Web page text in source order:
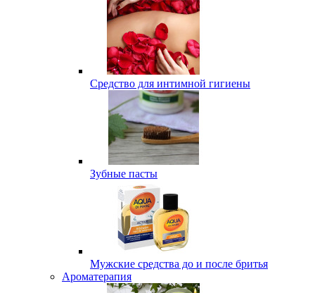
Средство для интимной гигиены
Зубные пасты
Мужские средства до и после бритья
Ароматерапия